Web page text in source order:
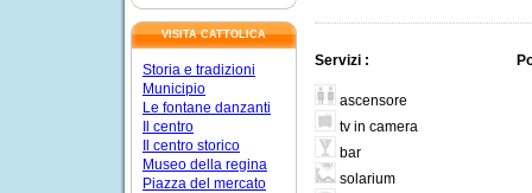
VISITA CATTOLICA
Storia e tradizioni
Municipio
Le fontane danzanti
Il centro
Il centro storico
Museo della regina
Piazza del mercato
Servizi :
ascensore
tv in camera
bar
solarium